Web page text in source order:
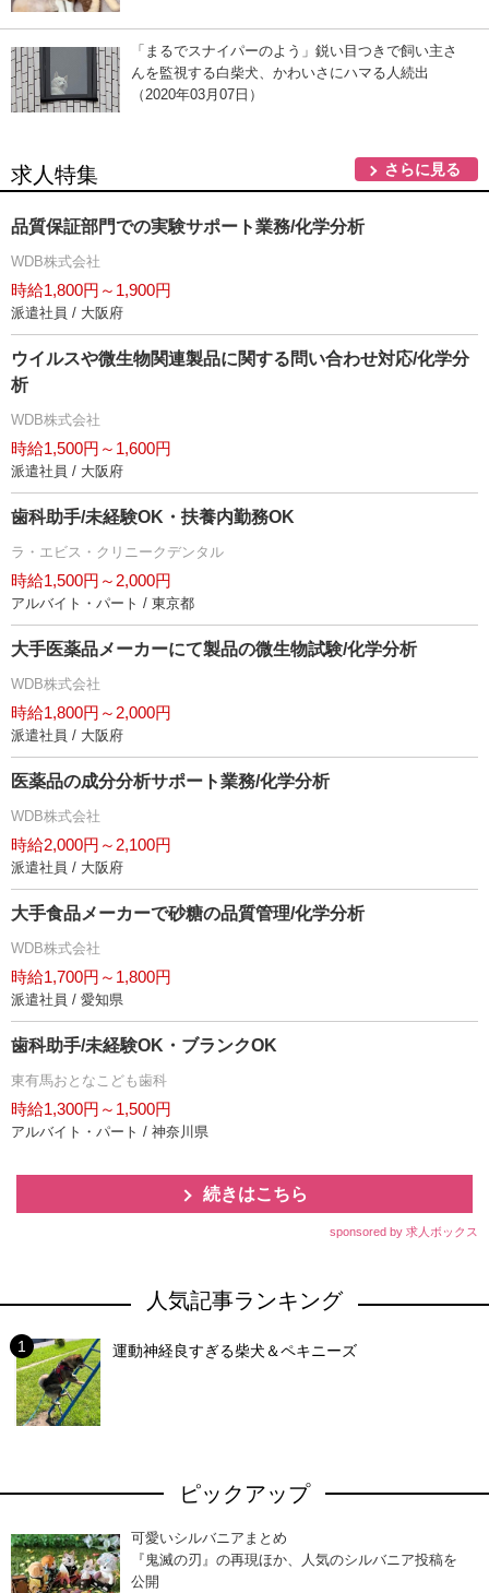
「まるでスナイパーのよう」鋭い目つきで飼い主さ
んを監視する白柴犬、かわいさにハマる人続出
（2020年03月07日）
求人特集 さらに見る
品質保証部門での実験サポート業務/化学分析
WDB株式会社
時給1,800円～1,900円
派遣社員 / 大阪府
ウイルスや微生物関連製品に関する問い合わせ対応/化学分
析
WDB株式会社
時給1,500円～1,600円
派遣社員 / 大阪府
歯科助手/未経験OK・扶養内勤務OK
ラ・エビス・クリニークデンタル
時給1,500円～2,000円
アルバイト・パート / 東京都
大手医薬品メーカーにて製品の微生物試験/化学分析
WDB株式会社
時給1,800円～2,000円
派遣社員 / 大阪府
医薬品の成分分析サポート業務/化学分析
WDB株式会社
時給2,000円～2,100円
派遣社員 / 大阪府
大手食品メーカーで砂糖の品質管理/化学分析
WDB株式会社
時給1,700円～1,800円
派遣社員 / 愛知県
歯科助手/未経験OK・ブランクOK
東有馬おとなこども歯科
時給1,300円～1,500円
アルバイト・パート / 神奈川県
続きはこちら
sponsored by 求人ボックス
人気記事ランキング
運動神経良すぎる柴犬＆ペキニーズ
ピックアップ
可愛いシルバニアまとめ
『鬼滅の刃』の再現ほか、人気のシルバニア投稿を
公開